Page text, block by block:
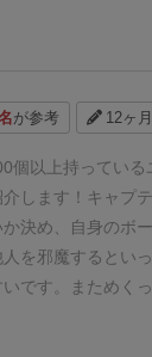
重視ということ
うプレイができ
ょっと遊びたい
発見できそう。
遊べるゲームは
ゲーです。
が参考 12ヶ
個以上持ってい
します！ キャプ
決め、自身のボ
人を邪魔するとい
です。まためく
ドキドキも味わ
ます。